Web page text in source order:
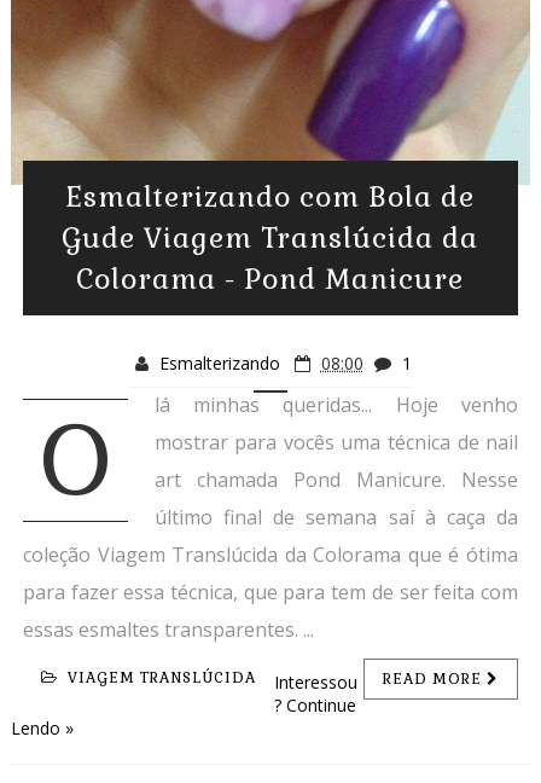
Esmalterizando com Bola de
Gude Viagem Translúcida da
Colorama - Pond Manicure
Esmalterizando 08:00 1
O
lá minhas queridas... Hoje venho
mostrar para vocês uma técnica de nail
art chamada Pond Manicure. Nesse
último final de semana saí à caça da
coleção Viagem Translúcida da Colorama que é ótima
para fazer essa técnica, que para tem de ser feita com
essas esmaltes transparentes. ...
VIAGEM TRANSLÚCIDA READ MORE
Interessou
? Continue
Lendo »